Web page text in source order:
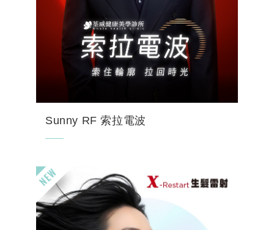
Sunny RF 索拉電波
威診所專業推薦 Sunny RF 索拉電波。療程
運用 6.78MHz 單極電波與變頻雙極技術，由
深至淺重塑臉部緊緻張力。全程具備高級舒適
度、...